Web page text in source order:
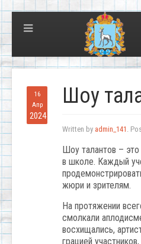
16
Апр
2024
Шоу
Written by admin_141 .
Шоу талантов –
в школе. Каждый
жюри и зрителям.
На протяжении
смолкали
восхищались,
грацией